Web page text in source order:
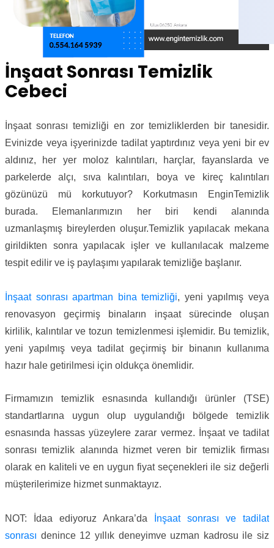
İnşaat Sonrası Temizlik
Cebeci
İnşaat sonrası temizliği en zor temizliklerden bir tanesidir.
Evinizde veya işyerinizde tadilat yaptırdınız veya yeni bir ev
aldınız, her yer moloz kalıntıları, harçlar, fayanslarda ve
parkelerde alçı, sıva kalıntıları, boya ve kireç kalıntıları
gözünüzü mü korkutuyor? Korkutmasın EnginTemizlik
burada. Elemanlarımızın her biri kendi alanında
uzmanlaşmış bireylerden oluşur.Temizlik yapılacak mekana
girildikten sonra yapılacak işler ve kullanılacak malzeme
tespit edilir ve iş paylaşımı yapılarak temizliğe başlanır.
İnşaat sonrası apartman bina temizliği, yeni yapılmış veya
renovasyon geçirmiş binaların inşaat sürecinde oluşan
kirlilik, kalıntılar ve tozun temizlenmesi işlemidir. Bu temizlik,
yeni yapılmış veya tadilat geçirmiş bir binanın kullanıma
hazır hale getirilmesi için oldukça önemlidir.
Firmamızın temizlik esnasında kullandığı ürünler (TSE)
standartlarına uygun olup uygulandığı bölgede temizlik
esnasında hassas yüzeylere zarar vermez. İnşaat ve tadilat
sonrası temizlik alanında hizmet veren bir temizlik firması
olarak en kaliteli ve en uygun fiyat seçenekleri ile siz değerli
müşterilerimize hizmet sunmaktayız.
NOT: İdaa ediyoruz Ankara’da
İnşaat sonrası ve tadilat
sonrası denince 12 yıllık deneyimve uzman kadrosu ile siz